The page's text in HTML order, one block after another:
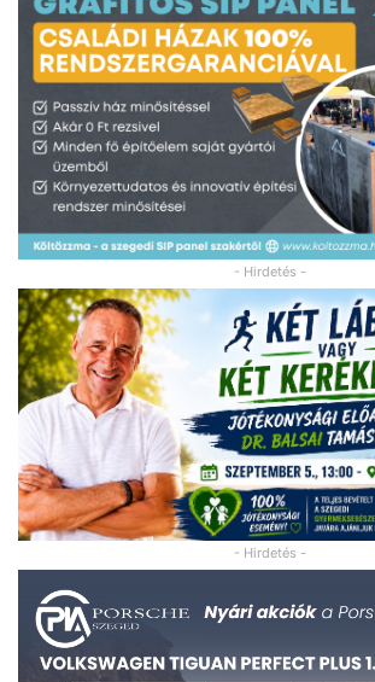
- Hirdetés -
- Hirdetés -